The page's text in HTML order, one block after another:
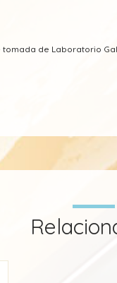
tomada de Laboratorio